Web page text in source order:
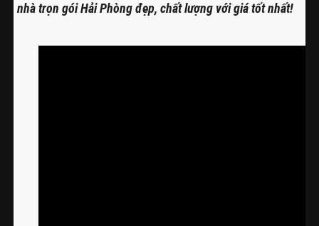
nhà trọn gói Hải Phòng đẹp, chất lượng với giá tốt nhất!